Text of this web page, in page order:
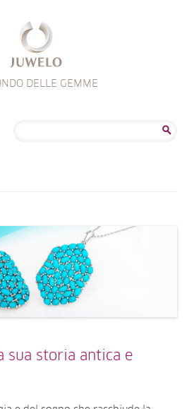
DELLE GEMME
sua storia antica e